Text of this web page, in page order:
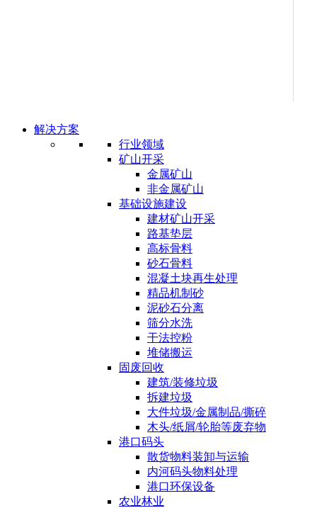
解决方案
行业领域
矿山开采
金属矿山
非金属矿山
基础设施建设
建材矿山开采
路基垫层
高标骨料
砂石骨料
混凝土块再生处理
精品机制砂
泥砂石分离
筛分水洗
干法控粉
堆储搬运
固废回收
建筑/装修垃圾
拆建垃圾
大件垃圾/金属制品/撕碎
木头/纸屑/轮胎等废弃物
港口码头
散货物料装卸与运输
内河码头物料处理
港口环保设备
农业林业